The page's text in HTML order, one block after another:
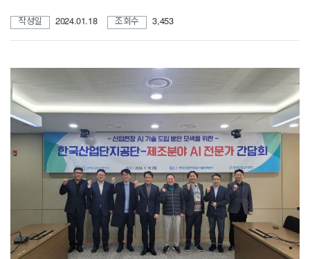
작성일 2024.01.18 조회수 3,453